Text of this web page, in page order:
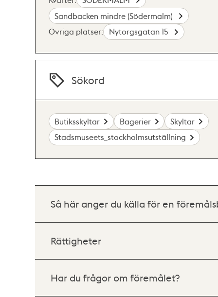
Sandbacken mindre (Södermalm)
Övriga platser:
Nytorgsgatan 15
Sökord
Butiksskyltar Bagerier
Skyltar
Stadsmuseets_stockholmsutställning
Så här anger du källa för en
Rättigheter
Har du frågor om föremålet?